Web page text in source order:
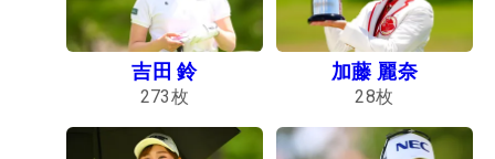
吉田 鈴
273枚
加藤 麗奈
28枚